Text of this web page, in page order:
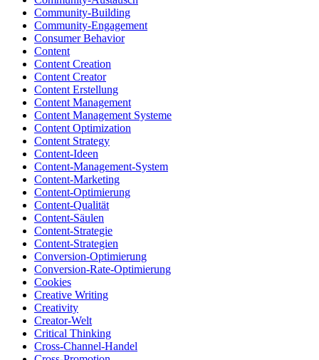
Community-Building
Community-Engagement
Consumer Behavior
Content
Content Creation
Content Creator
Content Erstellung
Content Management
Content Management Systeme
Content Optimization
Content Strategy
Content-Ideen
Content-Management-System
Content-Marketing
Content-Optimierung
Content-Qualität
Content-Säulen
Content-Strategie
Content-Strategien
Conversion-Optimierung
Conversion-Rate-Optimierung
Cookies
Creative Writing
Creativity
Creator-Welt
Critical Thinking
Cross-Channel-Handel